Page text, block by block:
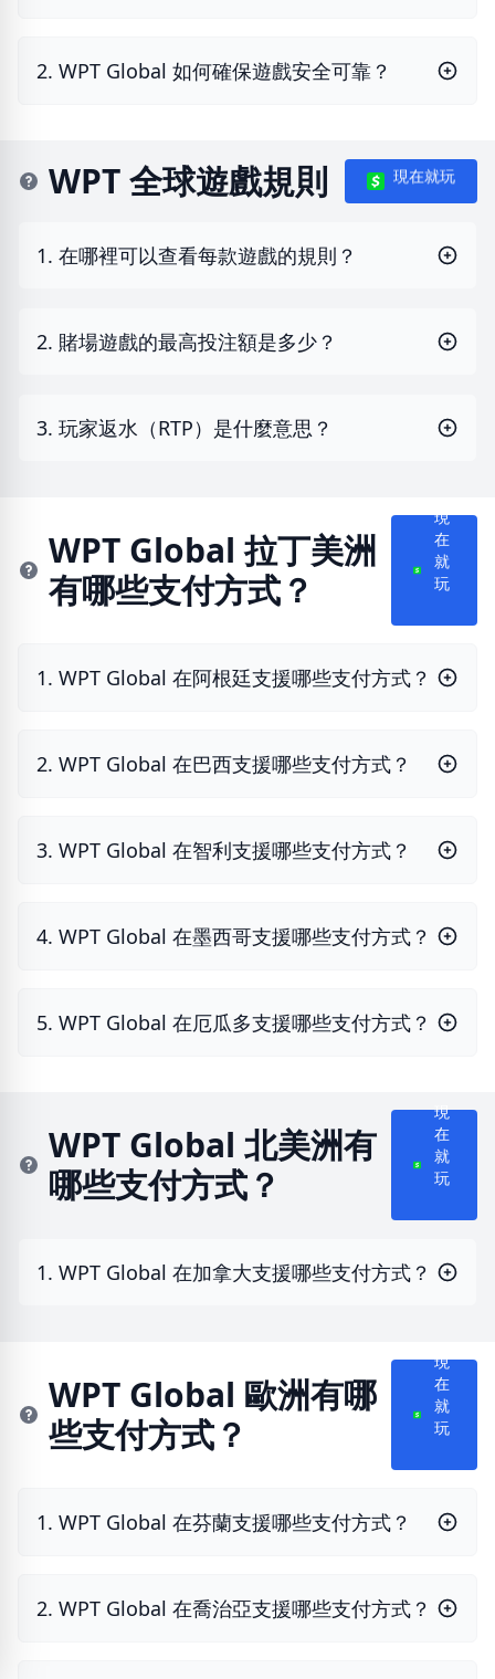
2. WPT Global 如何確保遊戲安全可靠？
WPT 全球遊戲規則 現在就玩
1. 在哪裡可以查看每款遊戲的規則？
2. 賭場遊戲的最高投注額是多少？
3. 玩家返水（RTP）是什麼意思？
WPT Global 拉丁美洲
有哪些支付方式？
現
在
就
玩
1. WPT Global 在阿根廷支援哪些支付方式？
2. WPT Global 在巴西支援哪些支付方式？
3. WPT Global 在智利支援哪些支付方式？
4. WPT Global 在墨西哥支援哪些支付方式？
5. WPT Global 在厄瓜多支援哪些支付方式？
WPT Global 北美洲有
哪些支付方式？
現
在
就
玩
1. WPT Global 在加拿大支援哪些支付方式？
WPT Global 歐洲有哪
些支付方式？
現
在
就
玩
1. WPT Global 在芬蘭支援哪些支付方式？
2. WPT Global 在喬治亞支援哪些支付方式？